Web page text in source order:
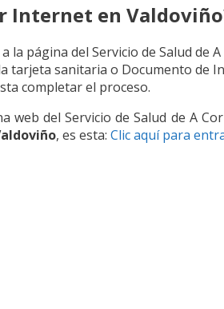
Internet en
la página del Servicio de Salud de
tarjeta sanitaria o Documento de
completar el proceso.
web del Servicio de Salud de A
, es esta: Clic aquí para